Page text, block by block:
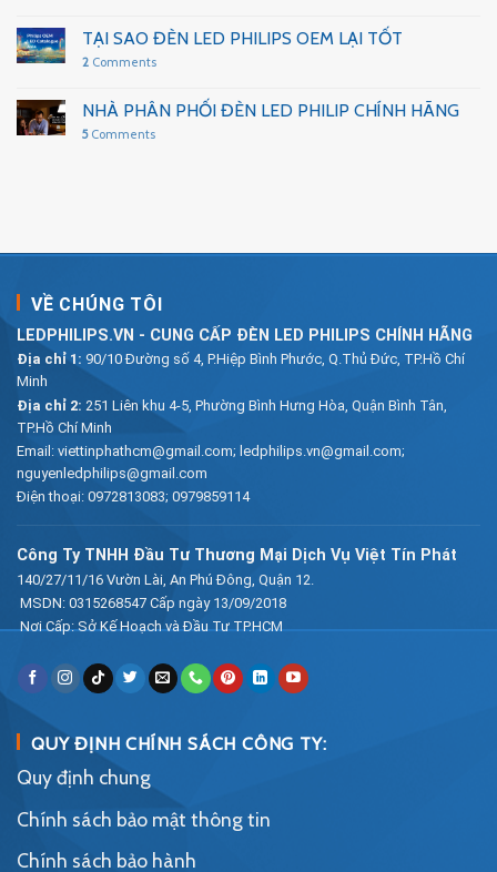
TƯƠNG
TẠI SAO ĐÈN LED PHILIPS OEM LẠI TỐT
2 Comments
NHÀ PHÂN PHỐI ĐÈN LED PHILIP CHÍNH HÃNG
5Comments
VỀ CHÚNG TÔI
LEDPHILIPS.VN - CUNG CẤP ĐÈN LED PHILIPS CHÍNH HÃNG
Địa chỉ 1: 90/10 Đường số 4, P.Hiệp Bình Phước, Q.Thủ Đức, TP.Hồ Chí
Minh
Địa chỉ 2: 251 Liên khu 4-5, Phường Bình Hưng Hòa, Quận Bình Tân,
TP.Hồ Chí Minh
Email: viettinphathcm@gmail.com; ledphilips.vn@gmail.com;
nguyenledphilips@gmail.com
Điện thoại: 0972813083; 0979859114
Công Ty TNHH Đầu Tư Thương Mại Dịch Vụ Việt Tín Phát
140/27/11/16 Vườn Lài, An Phú Đông, Quận 12.
MSDN: 0315268547 Cấp ngày 13/09/2018
Nơi Cấp: Sở Kế Hoạch và Đầu Tư TP.HCM
QUY ĐỊNH CHÍNH SÁCH CÔNG TY:
Quy định chung
Chính sách bảo mật thông tin
Chính sách bảo hành